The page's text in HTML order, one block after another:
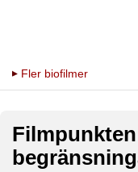
Fler biofilmer